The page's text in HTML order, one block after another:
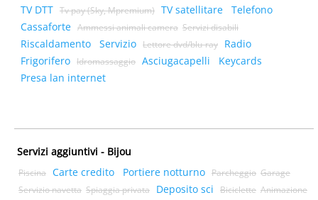
TV DTT Tv pay (Sky, Mpremium) TV satellitare
Telefono
Cassaforte Ammessi animali camera Servizi disabili
Riscaldamento Servizio Lettore dvd/blu-ray
Radio
Frigorifero Idromassaggio Asciugacapelli
Keycards
Presa lan internet
Servizi aggiuntivi - Bijou
Piscina Carte credito Portiere notturno Parcheggio Garage
Servizio navetta Spiaggia privata Deposito sci Biciclette Animazione